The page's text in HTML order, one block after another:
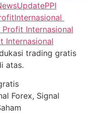
Profit Internasional
Internasional
trading gratis
atas.
Forex, Signal